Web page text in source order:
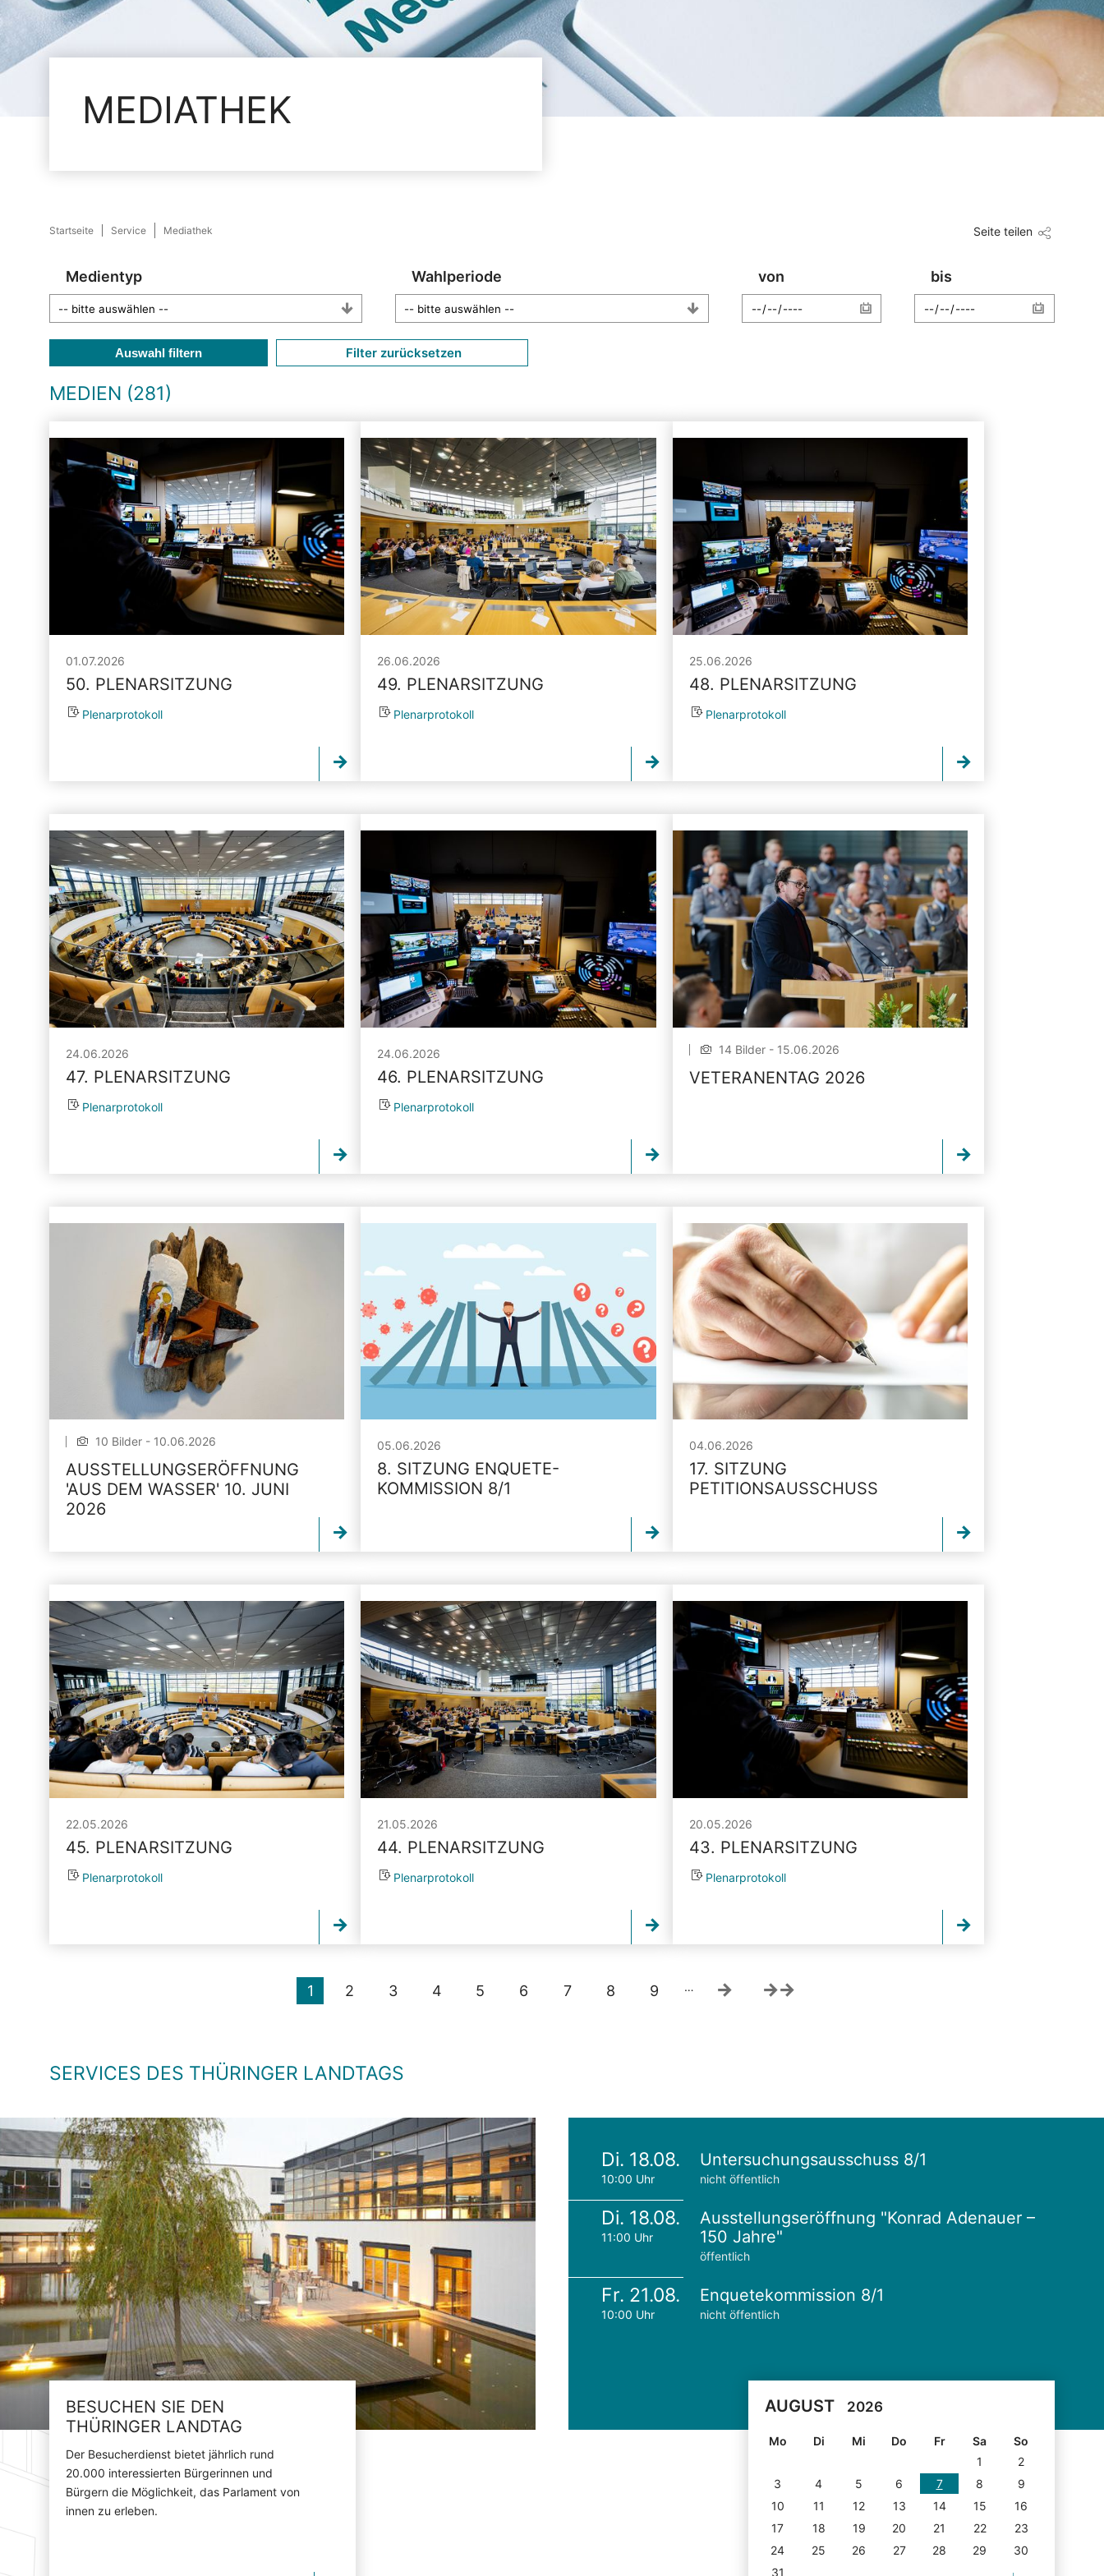
MEDIATHEK
Startseite Service Mediathek Seite teilen
Medientyp Wahlperiode von bis
Auswahl filtern Filter zurücksetzen
MEDIEN (281)
01.07.2026
50. PLENARSITZUNG
Plenarprotokoll
26.06.2026
49. PLENARSITZUNG
Plenarprotokoll
25.06.2026
48. PLENARSITZUNG
Plenarprotokoll
24.06.2026
47. PLENARSITZUNG
Plenarprotokoll
24.06.2026
46. PLENARSITZUNG
Plenarprotokoll
14 Bilder - 15.06.2026
VETERANENTAG 2026
10 Bilder - 10.06.2026
AUSSTELLUNGSERÖFFNUNG
'AUS DEM WASSER' 10. JUNI
2026
05.06.2026
8. SITZUNG ENQUETE-
KOMMISSION 8/1
04.06.2026
17. SITZUNG
PETITIONSAUSSCHUSS
22.05.2026
45. PLENARSITZUNG
Plenarprotokoll
21.05.2026
44. PLENARSITZUNG
Plenarprotokoll
20.05.2026
43. PLENARSITZUNG
Plenarprotokoll
1 2 3 4 5 6 7 8 9 …
SERVICES DES THÜRINGER LANDTAGS
BESUCHEN SIE DEN
THÜRINGER LANDTAG
Der Besucherdienst bietet jährlich rund
20.000 interessierten Bürgerinnen und
Bürgern die Möglichkeit, das Parlament von
innen zu erleben.
Di. 18.08.
10:00 Uhr
Untersuchungsausschuss 8/1
nicht öffentlich
Di. 18.08.
11:00 Uhr
Ausstellungseröffnung "Konrad Adenauer –
150 Jahre"
öffentlich
Fr. 21.08.
10:00 Uhr
Enquetekommission 8/1
nicht öffentlich
AUGUST 2026
Mo Di Mi Do Fr Sa
So
1
2
3
4 5 6 7 8
9
10
11 12 13 14 15
16
17
18 19 20 21 22
23
24
25 26 27 28 29
30
31